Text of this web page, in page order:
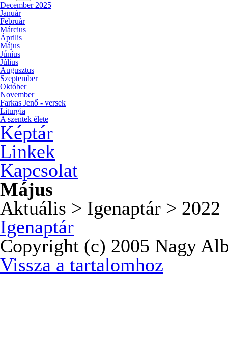
December 2025
Január
Február
Március
Április
Május
Június
Július
Augusztus
Szeptember
Október
November
Farkas Jenő - versek
Liturgia
A szentek élete
Képtár
Linkek
Kapcsolat
Május
Aktuális > Igenaptár > 2022
Igenaptár
Copyright (c) 2005 Nagy
Vissza a tartalomhoz